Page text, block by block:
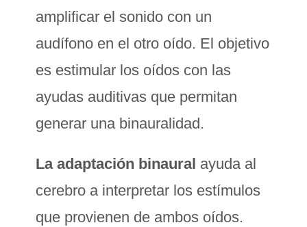
amplificar el sonido con un
audífono en el otro oído. El objetivo
es estimular los oídos con las
ayudas auditivas que permitan
generar una binauralidad.
La adaptación binaural ayuda al
cerebro a interpretar los estímulos
que provienen de ambos oídos.